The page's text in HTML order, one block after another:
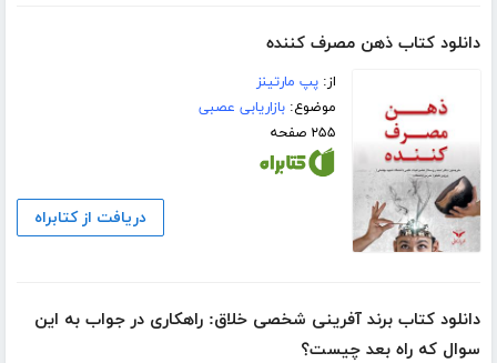
دانلود کتاب ذهن مصرف کننده
از:پپ مارتینز
موضوع:بازاریابی عصبی
۲۵۵ صفحه
دریافت از کتابراه
دانلود کتاب برند آفرینی شخصی خلاق: راهکاری در جواب به این
سوال که راه بعد چیست؟